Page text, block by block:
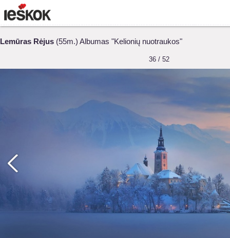
Lemūras Rėjus (55m.) Albumas "Kelionių nuotraukos"
36 / 52